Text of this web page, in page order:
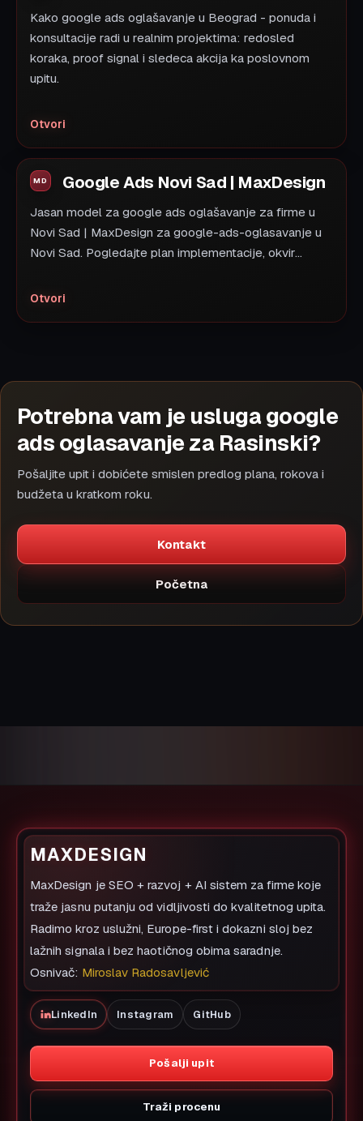
Kako google ads oglašavanje u Beograd - ponuda i
konsultacije radi u realnim projektima: redosled
koraka, proof signal i sledeca akcija ka poslovnom
upitu.
Otvori
Google Ads Novi Sad | MaxDesign
Jasan model za google ads oglašavanje za firme u
Novi Sad | MaxDesign za google-ads-oglasavanje u
Novi Sad. Pogledajte plan implementacije, okvir...
Otvori
Potrebna vam je usluga google
ads oglasavanje za Rasinski?
Pošaljite upit i dobićete smislen predlog plana, rokova i
budžeta u kratkom roku.
Kontakt
Početna
MAXDESIGN
MaxDesign je SEO + razvoj + AI sistem za firme koje
traže jasnu putanju od vidljivosti do kvalitetnog upita.
Radimo kroz uslužni, Europe-first i dokazni sloj bez
lažnih signala i bez haotičnog obima saradnje.
Osnivač: Miroslav Radosavljević
LinkedIn Instagram GitHub
Pošalji upit
Traži procenu